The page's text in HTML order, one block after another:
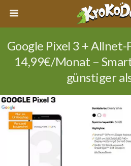
Google Pixel 3 + Allnet-
14,99€/Monat –
günstiger